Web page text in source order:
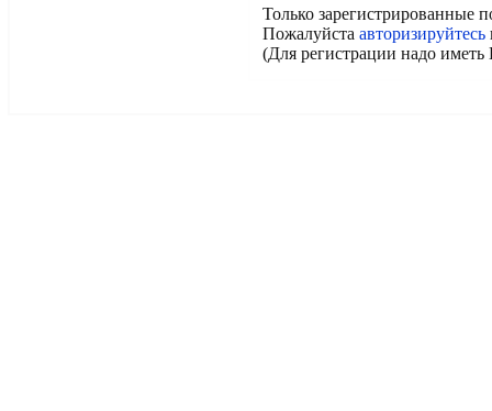
Только зарегистрированные
Пожалуйста авторизируйтесь
(Для регистрации надо